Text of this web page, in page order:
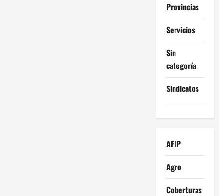
Provincias
Servicios
Sin
categoría
Sindicatos
AFIP
Agro
Coberturas